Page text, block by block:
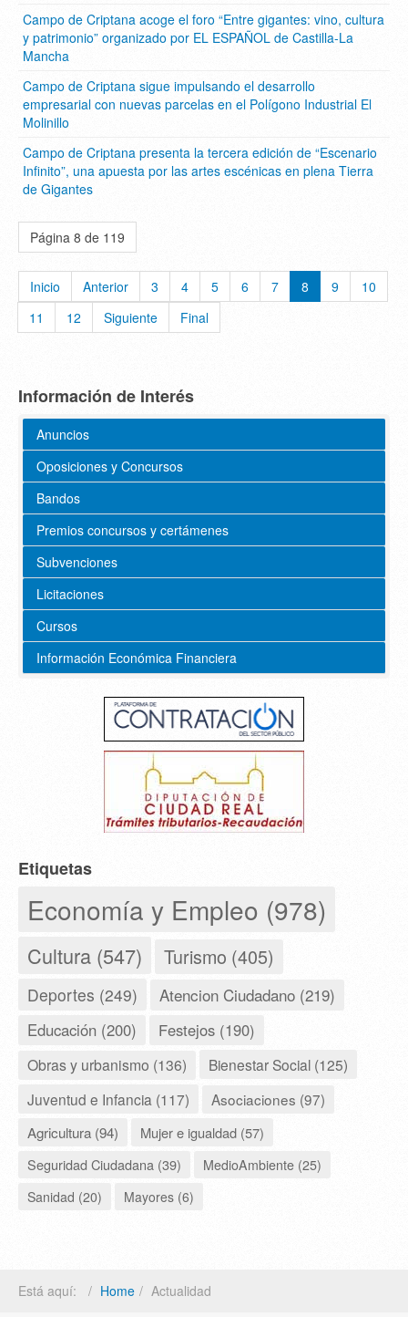
Campo de Criptana acoge el foro “Entre gigantes: vino, cultura
y patrimonio” organizado por EL ESPAÑOL de Castilla-La
Mancha
Campo de Criptana sigue impulsando el desarrollo
empresarial con nuevas parcelas en el Polígono Industrial El
Molinillo
Campo de Criptana presenta la tercera edición de “Escenario
Infinito”, una apuesta por las artes escénicas en plena Tierra
de Gigantes
Página 8 de 119
Inicio Anterior 3 4 5 6 7 8 9
10
11
12 Siguiente Final
Información de Interés
Anuncios
Oposiciones y Concursos
Bandos
Premios concursos y certámenes
Subvenciones
Licitaciones
Cursos
Información Económica Financiera
Etiquetas
Economía y Empleo (978)
Cultura (547) Turismo (405)
Deportes (249) Atencion Ciudadano (219)
Educación (200) Festejos (190)
Obras y urbanismo (136)
Bienestar Social (125)
Juventud e Infancia (117)
Asociaciones (97)
Agricultura (94)
Mujer e igualdad (57)
Seguridad Ciudadana (39)
MedioAmbiente (25)
Sanidad (20)
Mayores (6)
Está aquí: Home Actualidad